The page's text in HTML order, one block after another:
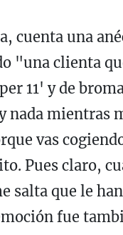
cuenta una
"una clienta
11' y de
nada mientras
vas
Pues claro,
salta que le
fue